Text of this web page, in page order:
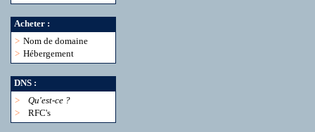
Acheter :
> Nom de domaine
> Hébergement
DNS :
>
Qu'est-ce ?
>
RFC's